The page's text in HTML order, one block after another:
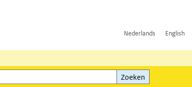
Nederlands English
Zoeken